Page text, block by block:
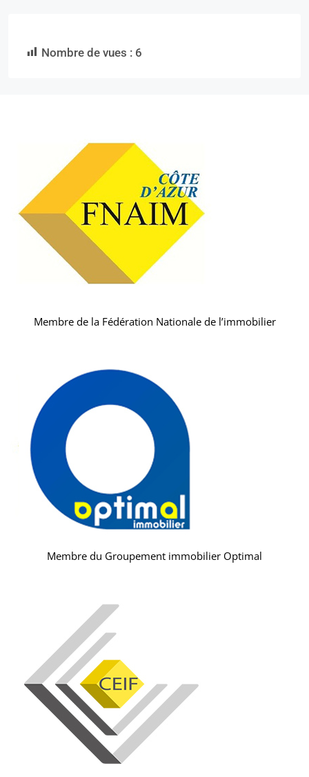
Nombre de vues : 6
Membre de la Fédération Nationale de l’immobilier
Membre du Groupement immobilier Optimal